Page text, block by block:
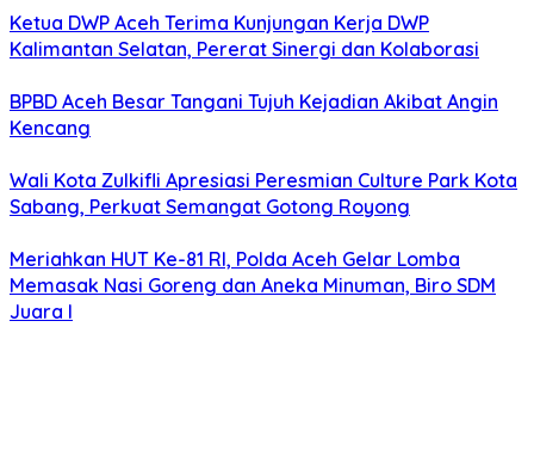
Ketua DWP Aceh Terima Kunjungan Kerja DWP
Kalimantan Selatan, Pererat Sinergi dan Kolaborasi
BPBD Aceh Besar Tangani Tujuh Kejadian Akibat Angin
Kencang
Wali Kota Zulkifli Apresiasi Peresmian Culture Park Kota
Sabang, Perkuat Semangat Gotong Royong
Meriahkan HUT Ke-81 RI, Polda Aceh Gelar Lomba
Memasak Nasi Goreng dan Aneka Minuman, Biro SDM
Juara I